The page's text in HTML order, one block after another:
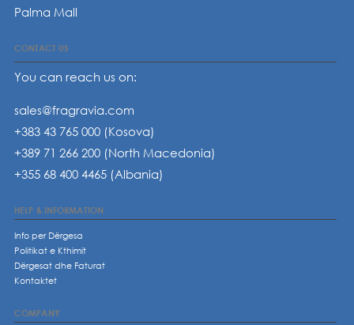
Palma Mall
CONTACT US
You can reach us on:
sales@fragravia.com
+383 43 765 000 (Kosova)
+389 71 266 200 (North Macedonia)
+355 68 400 4465 (Albania)
HELP & INFORMATION
Info per Dërgesa
Politikat e Kthimit
Dërgesat dhe Faturat
Kontaktet
COMPANY